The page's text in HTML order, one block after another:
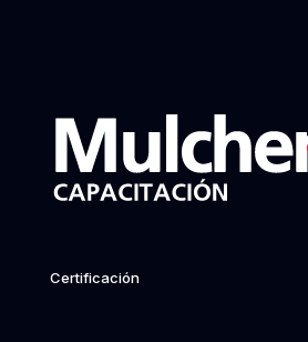
Certificación